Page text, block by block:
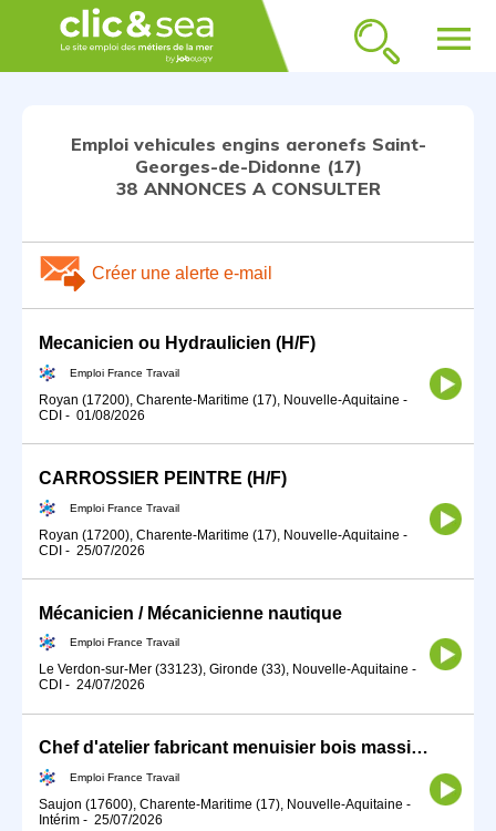
menu
Emploi vehicules engins aeronefs Saint-
Georges-de-Didonne (17)
38 ANNONCES A CONSULTER
Créer une alerte e-mail
Mecanicien ou Hydraulicien (H/F)
Emploi France Travail
Royan (17200), Charente-Maritime (17), Nouvelle-Aquitaine -
CDI - 01/08/2026
CARROSSIER PEINTRE (H/F)
Emploi France Travail
Royan (17200), Charente-Maritime (17), Nouvelle-Aquitaine -
CDI - 25/07/2026
Mécanicien / Mécanicienne nautique
Emploi France Travail
Le Verdon-sur-Mer (33123), Gironde (33), Nouvelle-Aquitaine -
CDI - 24/07/2026
Chef d'atelier fabricant menuisier bois massif (H/F)
Emploi France Travail
Saujon (17600), Charente-Maritime (17), Nouvelle-Aquitaine -
Intérim - 25/07/2026